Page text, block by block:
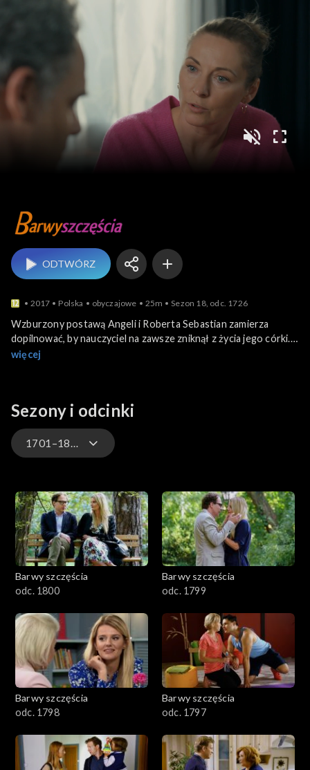
ODTWÓRZ
2017 Polska obyczajowe 25m Sezon 18, odc. 1726
Wzburzony postawą Angeli i Roberta Sebastian zamierza
dopilnować, by nauczyciel na zawsze zniknął z życia jego córki.
Magda próbuje załagodzić aferę i znaleźć wyjście z sytuacji.
więcej
Sezony i odcinki
1701–1800
3201-3300
3101-3200
3001-3100
2901-3000
2801–2900
2701–2800
2501–2600
Barwy szczęścia
odc. 1800
Barwy szczęścia
odc. 1799
Barwy szczęścia
odc. 1798
Barwy szczęścia
odc. 1797